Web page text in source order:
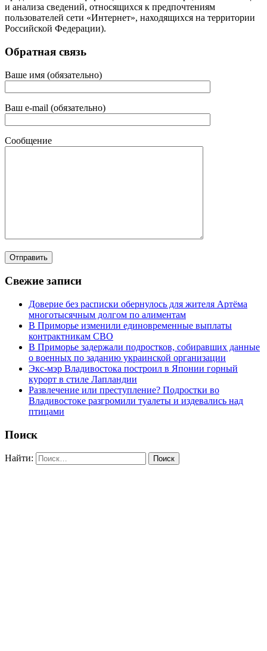
и анализа сведений, относящихся к предпочтениям
пользователей сети «Интернет», находящихся на территории
Российской Федерации).
Обратная связь
Ваше имя (обязательно)
Ваш e-mail (обязательно)
Сообщение
Свежие записи
Доверие без расписки обернулось для жителя Артёма
многотысячным долгом по алиментам
В Приморье изменили единовременные выплаты
контрактникам СВО
В Приморье задержали подростков, собиравших данные
о военных по заданию украинской организации
Экс-мэр Владивостока построил в Японии горный
курорт в стиле Лапландии
Развлечение или преступление? Подростки во
Владивостоке разгромили туалеты и издевались над
птицами
Поиск
Найти: